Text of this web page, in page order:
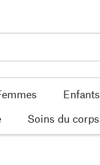
Enfants
Soins du corps